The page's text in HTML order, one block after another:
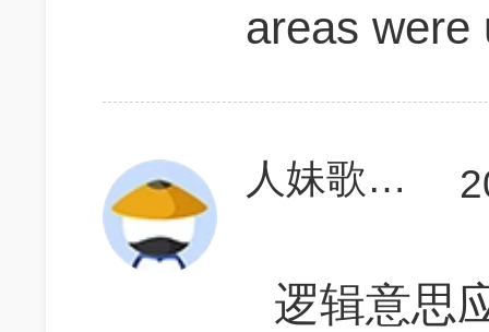
areas were
人妹歌甜谷萌萌
逻辑意思